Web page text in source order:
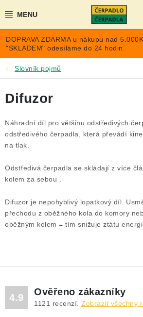
na
AKCE A SLEVY
PONORNÁ ČERPADLA
PŘÍSLUŠENSTVÍ PRO ČERPADLA
POPTÁVKA
DRENÁŽNÍ ČERPADLA
ČERPACÍ JÍMKY KANALIZACE
OBĚHOVÁ ČERPADLA
DOPRAVA ZDARMA u nákupu nad
"SKLADEM" odesíláme do 24 hodin.
Slovník pojmů
Difuzor
Náhradní díl pro většinu odstředivých
odstředivého čerpadla, která převádí
na tlak.
Odstředivá čerpadla se skládají z více
kolem za sebou .
Difuzor je nepohyblivý lopatkový díl.
přechodu z oběžného kola do komory
oběžným kolem = tím snižuje ztátu
4.9
Ověřeno zákazníky
1121 recenzí. Zobrazit všechny